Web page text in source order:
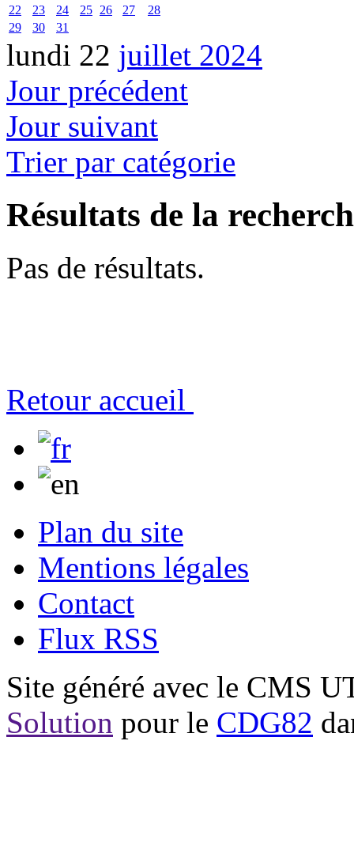
22
23 24 25 26 27
28
29
30 31
lundi 22 juillet 2024
Jour précédent
Jour suivant
Trier par catégorie
Résultats de la
Pas de résultats.
Retour accueil
Plan du site
Mentions légales
Contact
Flux RSS
Site généré avec le CMS
Solution pour le CDG82